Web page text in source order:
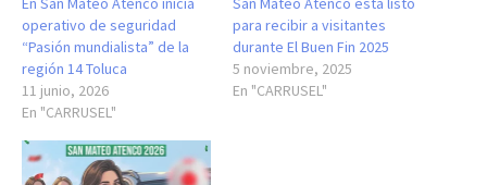
operativo de seguridad
“Pasión mundialista” de la
región 14 Toluca
11 junio, 2026
En "CARRUSEL"
para recibir a visitantes
durante El Buen Fin 2025
5 noviembre, 2025
En "CARRUSEL"